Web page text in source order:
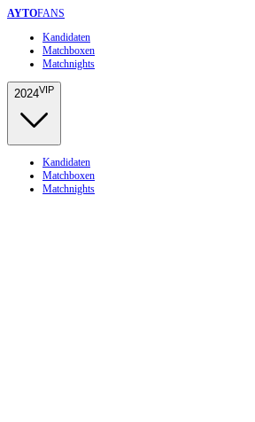
AYTOFANS
Kandidaten
Matchboxen
Matchnights
2024VIP
Kandidaten
Matchboxen
Matchnights